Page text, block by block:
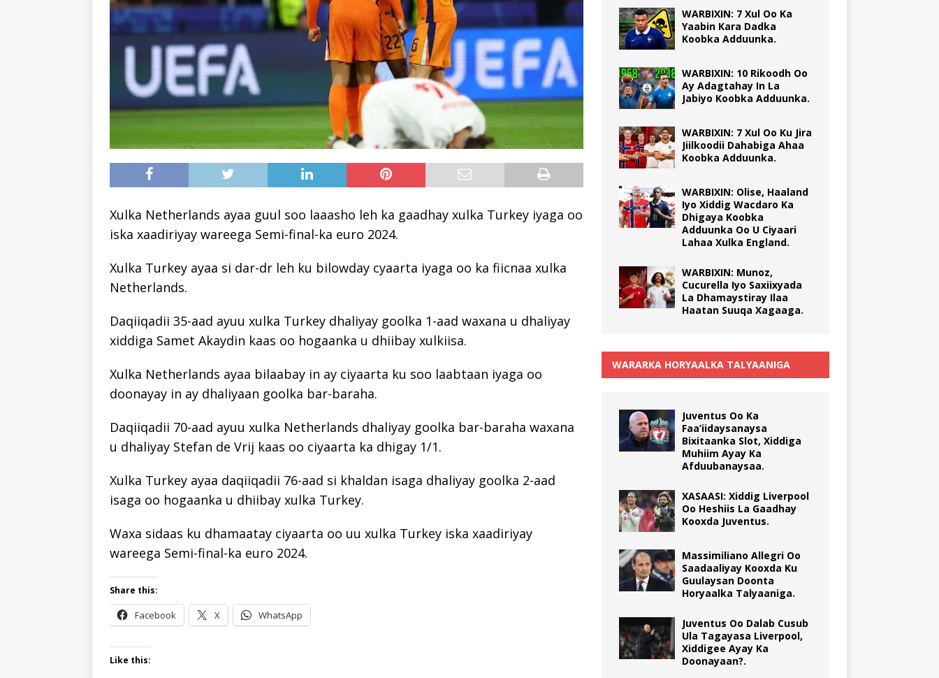
Xulka Netherlands ayaa guul soo laaasho leh ka gaadhay xulka Turkey iyaga oo
iska xaadiriyay wareega Semi-final-ka euro 2024.
Xulka Turkey ayaa si dar-dr leh ku bilowday cyaarta iyaga oo ka fiicnaa xulka
Netherlands.
Daqiiqadii 35-aad ayuu xulka Turkey dhaliyay goolka 1-aad waxana u dhaliyay
xiddiga Samet Akaydin kaas oo hogaanka u dhiibay xulkiisa.
Xulka Netherlands ayaa bilaabay in ay ciyaarta ku soo laabtaan iyaga oo
doonayay in ay dhaliyaan goolka bar-baraha.
Daqiiqadii 70-aad ayuu xulka Netherlands dhaliyay goolka bar-baraha waxana
u dhaliyay Stefan de Vrij kaas oo ciyaarta ka dhigay 1/1.
Xulka Turkey ayaa daqiiqadii 76-aad si khaldan isaga dhaliyay goolka 2-aad
isaga oo hogaanka u dhiibay xulka Turkey.
Waxa sidaas ku dhamaatay ciyaarta oo uu xulka Turkey iska xaadiriyay
wareega Semi-final-ka euro 2024.
Share this:
Facebook X WhatsApp
Like this:
WARBIXIN: 7 Xul Oo Ka
Yaabin Kara Dadka
Koobka Adduunka.
WARBIXIN: 10 Rikoodh Oo
Ay Adagtahay In La
Jabiyo Koobka Adduunka.
WARBIXIN: 7 Xul Oo Ku Jira
Jiilkoodii Dahabiga Ahaa
Koobka Adduunka.
WARBIXIN: Olise, Haaland
Iyo Xiddig Wacdaro Ka
Dhigaya Koobka
Adduunka Oo U Ciyaari
Lahaa Xulka England.
WARBIXIN: Munoz,
Cucurella Iyo Saxiixyada
La Dhamaystiray Ilaa
Haatan Suuqa Xagaaga.
WARARKA HORYAALKA TALYAANIGA
Juventus Oo Ka
Faa’iidaysanaysa
Bixitaanka Slot, Xiddiga
Muhiim Ayay Ka
Afduubanaysaa.
XASAASI: Xiddig Liverpool
Oo Heshiis La Gaadhay
Kooxda Juventus.
Massimiliano Allegri Oo
Saadaaliyay Kooxda Ku
Guulaysan Doonta
Horyaalka Talyaaniga.
Juventus Oo Dalab Cusub
Ula Tagayasa Liverpool,
Xiddigee Ayay Ka
Doonayaan?.